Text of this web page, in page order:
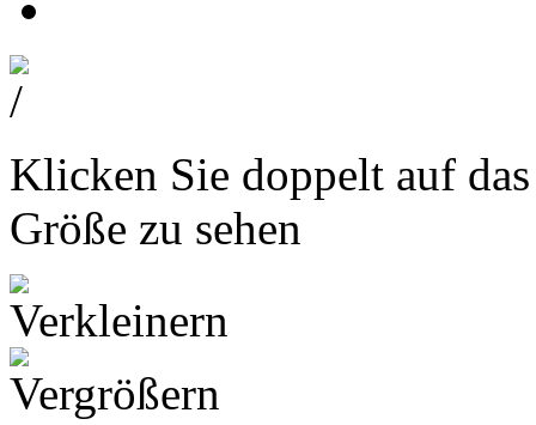
Klicken Sie doppelt auf
Größe zu sehen